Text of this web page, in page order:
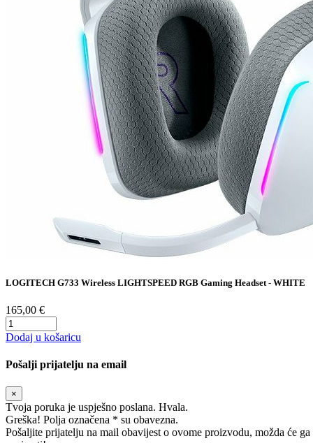
LOGITECH G733 Wireless LIGHTSPEED RGB Gaming Headset - WHITE
165,00 €
Dodaj u košaricu
Pošalji prijatelju na email
×
Tvoja poruka je uspješno poslana. Hvala.
Greška! Polja označena * su obavezna.
Pošaljite prijatelju na mail obavijest o ovome proizvodu, možda će ga